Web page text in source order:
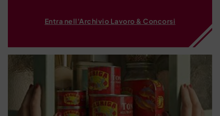
Entra nell'Archivio Lavoro & Concorsi